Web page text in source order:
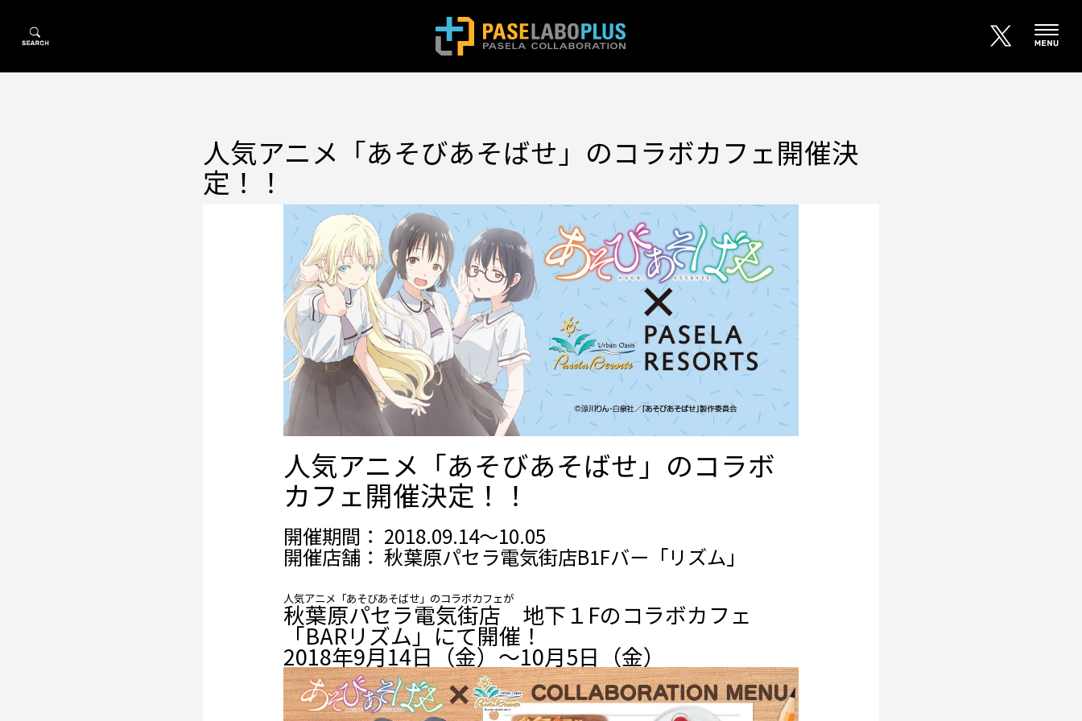
人気アニメ「あそびあそばせ」のコラボカフェ開催決
定！！
人気アニメ「あそびあそばせ」のコラボ
カフェ開催決定！！
開催期間： 2018.09.14～10.05
開催店舗： 秋葉原パセラ電気街店B1Fバー「リズム」
人気アニメ「あそびあそばせ」のコラボカフェが
秋葉原パセラ電気街店 地下１Fのコラボカフェ
「BARリズム」にて開催！
2018年9月14日（金）～10月5日（金）